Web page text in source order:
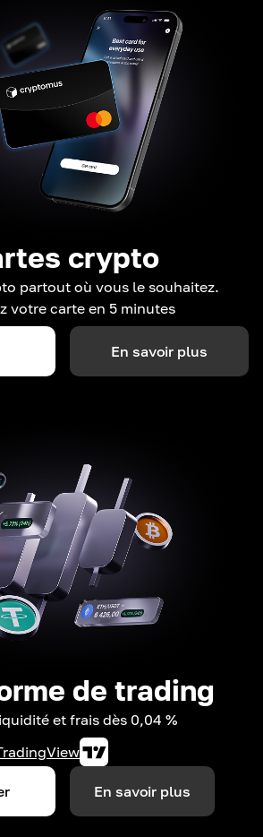
crypto
partout où vous le souhaitez.
votre carte en 5 minutes
En savoir plus
de trading
et frais dès 0,04 %
En savoir plus